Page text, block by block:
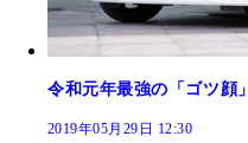
令和元年最強の「ゴツ顔
2019年05月29日 12:30